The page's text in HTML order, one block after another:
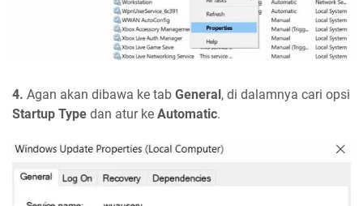
4. Agan akan dibawa ke tab General, di dalamnya cari opsi
Startup Type dan atur ke Automatic.